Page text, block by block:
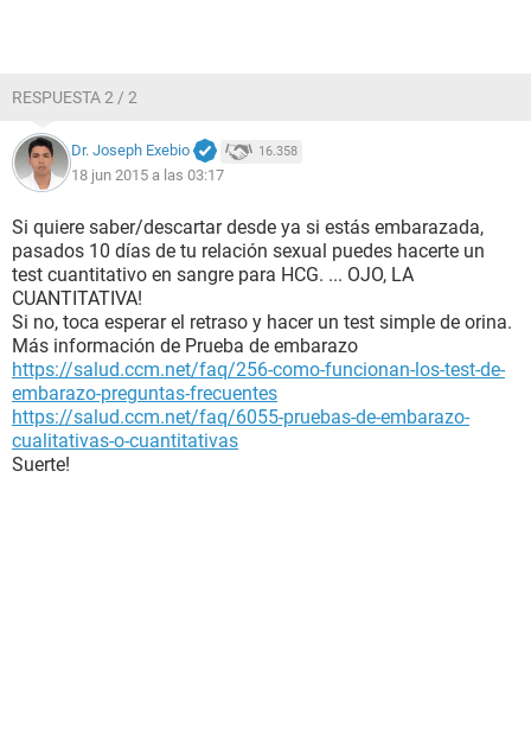
RESPUESTA 2 / 2
Dr. Joseph Exebio 16.358
18 jun 2015 a las 03:17
Si quiere saber/descartar desde ya si estás embarazada,
pasados 10 días de tu relación sexual puedes hacerte un
test cuantitativo en sangre para HCG. ... OJO, LA
CUANTITATIVA!
Si no, toca esperar el retraso y hacer un test simple de orina.
Más información de Prueba de embarazo
https://salud.ccm.net/faq/256-como-funcionan-los-test-de-
embarazo-preguntas-frecuentes
https://salud.ccm.net/faq/6055-pruebas-de-embarazo-
cualitativas-o-cuantitativas
Suerte!